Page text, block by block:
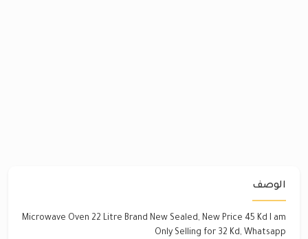
الوصف
Microwave Oven 22 Litre Brand New Sealed, New Price 45 Kd I am
Only Selling for 32 Kd, Whatsapp